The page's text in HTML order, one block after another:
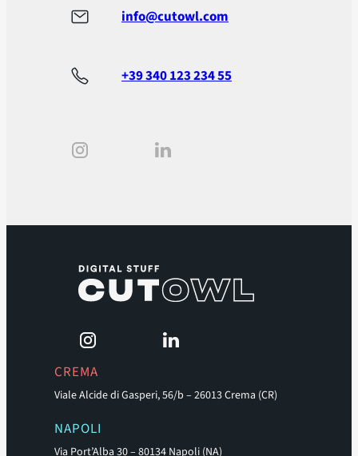
info@cutowl.com
+39 340 123 234 55
CREMA
Viale Alcide di Gasperi, 56/b – 26013 Crema (CR)
NAPOLI
Via Port’Alba 30 – 80134 Napoli (NA)